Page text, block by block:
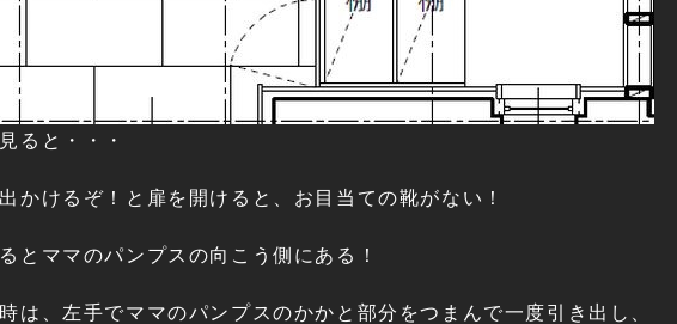
ると・・・
かけるぞ！と扉を開けると、お目当ての靴がない！
とママのパンプスの向こう側にある！
は、左手でママのパンプスのかかと部分をつまんで一度引き出し、